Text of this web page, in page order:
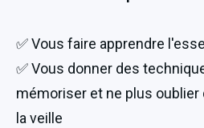
✅ Vous faire apprendre
✅ Vous donner des
mémoriser et ne plus oublier
la veille